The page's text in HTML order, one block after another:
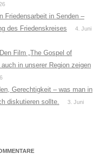
Friedensarbeit in Senden –
des Friedenskreises
4. Juni
Film „The Gospel of
auch in unserer Region zeigen
Gerechtigkeit – was man in
diskutieren sollte.
3. Juni